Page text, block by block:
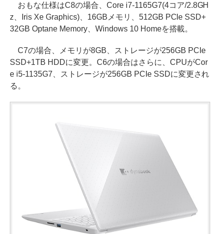
おもな仕様はC8の場合、Core i7-1165G7(4コア/2.8GH
z、Iris Xe Graphics)、16GBメモリ、512GB PCIe SSD+
32GB Optane Memory、Windows 10 Homeを搭載。
C7の場合、メモリが8GB、ストレージが256GB PCIe
SSD+1TB HDDに変更。C6の場合はさらに、CPUがCor
e i5-1135G7、ストレージが256GB PCIe SSDに変更され
る。